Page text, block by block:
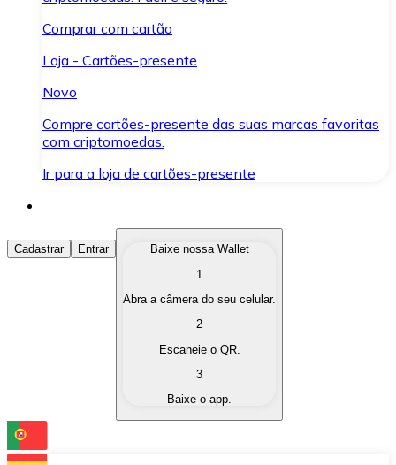
Comprar com cartão
Loja - Cartões-presente
Novo
Compre cartões-presente das suas marcas favoritas
com criptomoedas.
Ir para a loja de cartões-presente
Comprar Criptomoedas
Compre as criptomoedas de seu interesse de forma
Converta suas criptomoedas em moeda fiduciária
Troque uma criptomoeda por outra
Cadastrar Entrar
Baixe nossa Wallet
1
Abra a câmera do seu celular.
2
Escaneie o QR.
3
Baixe o app.